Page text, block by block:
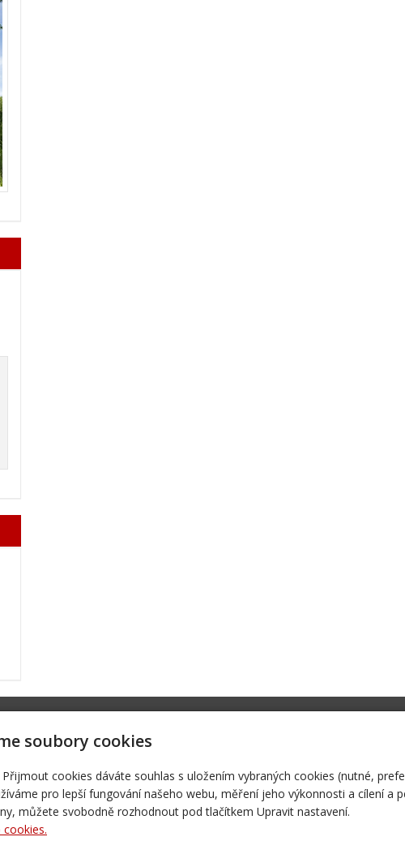
+420 123 456 789
© 2026Svatební studio Forever | Mapa webu
soubory cookies
cookies dáváte souhlas s uložením vybraných cookies (nutné,
pro lepší fungování našeho webu, měření jeho výkonnosti a cílení a
můžete svobodně rozhodnout pod tlačítkem Upravit nastavení.
cookies.